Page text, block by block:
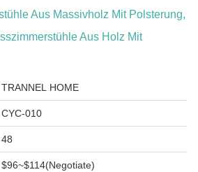
Aus Massivholz Mit Polsterung,
Aus Holz Mit
TRANNEL HOME
CYC-010
48
$96~$114(Negotiate)